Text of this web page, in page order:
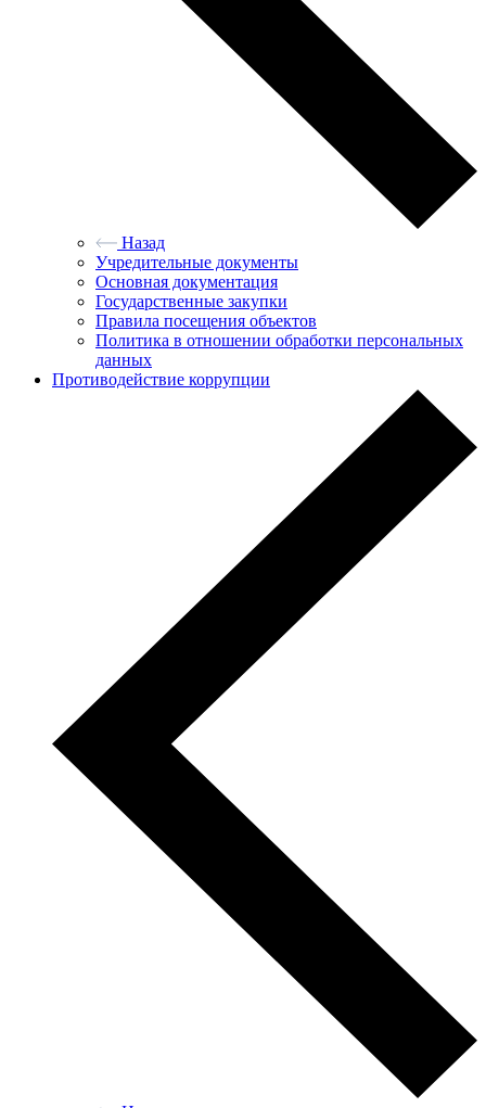
Назад
Учредительные документы
Основная документация
Государственные закупки
Правила посещения объектов
Политика в отношении обработки персональных
данных
Противодействие коррупции